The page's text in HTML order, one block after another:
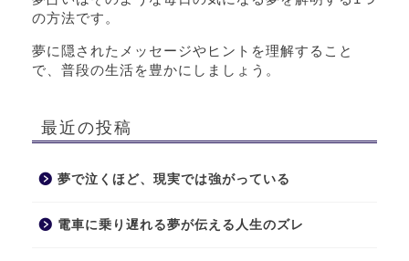
の方法です。
夢に隠されたメッセージやヒントを理解すること
で、普段の生活を豊かにしましょう。
最近の投稿
夢で泣くほど、現実では強がっている
電車に乗り遅れる夢が伝える人生のズレ